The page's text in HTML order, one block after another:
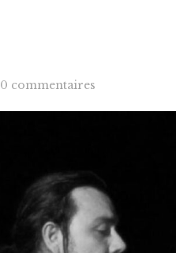
0 commentaires